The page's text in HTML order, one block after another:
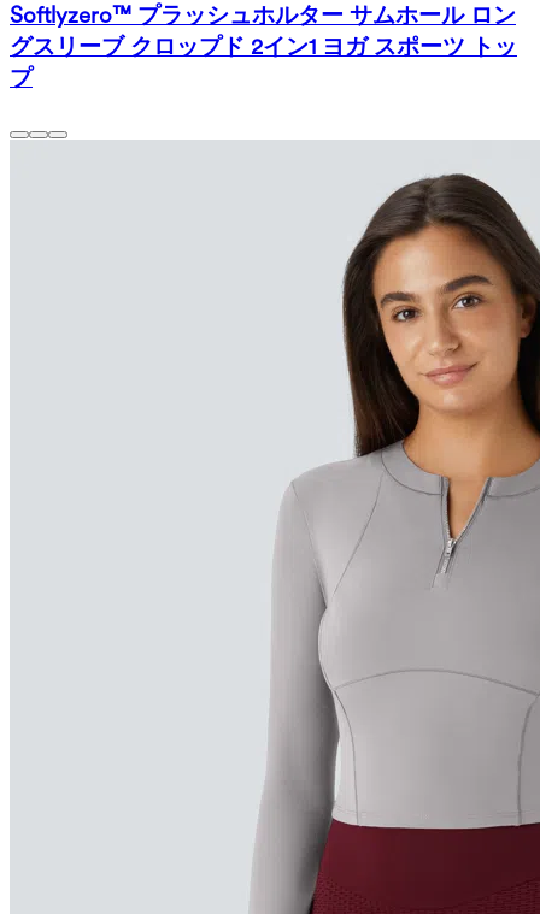
Softlyzero™ プラッシュホルター サムホール ロン
グスリーブ クロップド 2イン1 ヨガ スポーツ トッ
プ